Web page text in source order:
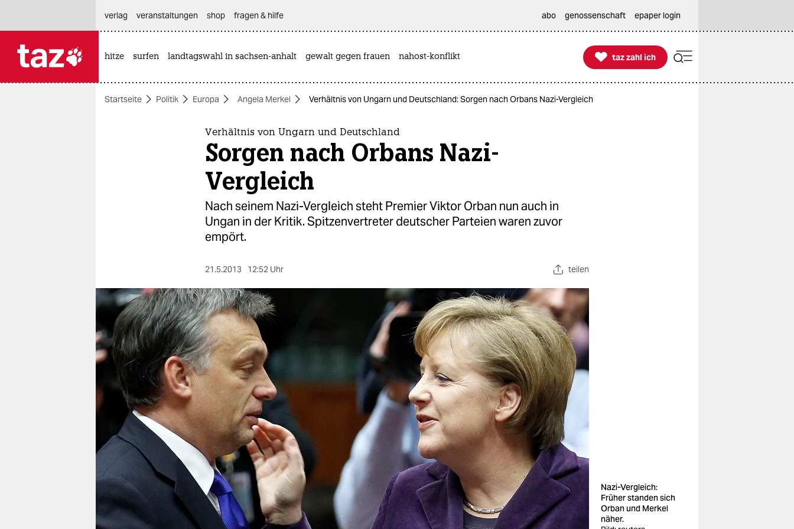
themen
nord
wahrheit
verlag
verlag
veranstaltungen
fragen & hilfe
unterstützen
abo
genossenschaft
verlag
veranstaltungen shop fragen & hilfe abo genossenschaft epaper login
hitze surfen landtagswahl in sachsen-anhalt gewalt gegen frauen nahost-konflikt 
taz zahl ich
taz zahl ich
Startseite Politik Europa Angela Merkel Verhältnis von Ungarn und Deutschland: Sorgen nach Orbans Nazi-Vergleich
Verhältnis von Ungarn und Deutschland
Sorgen nach Orbans Nazi-
Vergleich
Nach seinem Nazi-Vergleich steht Premier Viktor Orban nun auch in
Ungan in der Kritik. Spitzenvertreter deutscher Parteien waren zuvor
empört.
21.5.2013 12:52 Uhr teilen
Nazi-Vergleich:
Früher standen sich
Orban und Merkel
näher.